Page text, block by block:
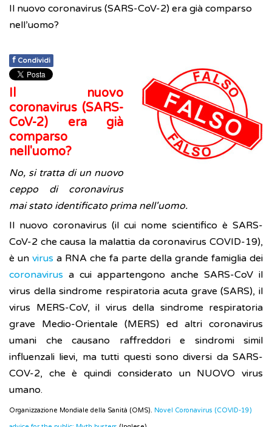
Il nuovo coronavirus (SARS-CoV-2) era già comparso
nell’uomo?
f Condividi
Il nuovo
coronavirus (SARS-
CoV-2) era già
comparso
nell'uomo?
No, si tratta di un nuovo
ceppo di coronavirus
mai stato identificato prima nell'uomo.
Il nuovo coronavirus (il cui nome scientifico è SARS-
CoV-2 che causa la malattia da coronavirus COVID-19),
è un virus a RNA che fa parte della grande famiglia dei
coronavirus a cui appartengono anche SARS-CoV il
virus della sindrome respiratoria acuta grave (SARS), il
virus MERS-CoV, il virus della sindrome respiratoria
grave Medio-Orientale (MERS) ed altri coronavirus
umani che causano raffreddori e sindromi simil
influenzali lievi, ma tutti questi sono diversi da SARS-
COV-2, che è quindi considerato un NUOVO virus
umano.
Organizzazione Mondiale della Sanità (OMS). Novel Coronavirus (COVID-19)